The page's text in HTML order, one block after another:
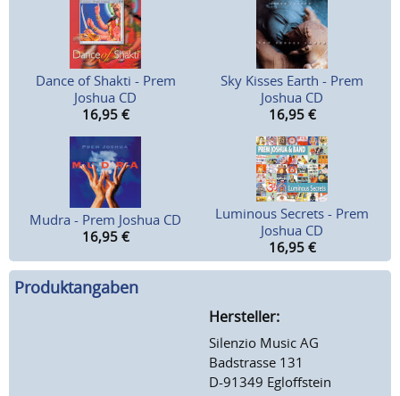
Dance of Shakti - Prem
Joshua CD
16,95 €
Sky Kisses Earth - Prem
Joshua CD
16,95 €
Mudra - Prem Joshua CD
16,95 €
Luminous Secrets - Prem
Joshua CD
16,95 €
Produktangaben
Hersteller:
Silenzio Music AG
Badstrasse 131
D-91349 Egloffstein